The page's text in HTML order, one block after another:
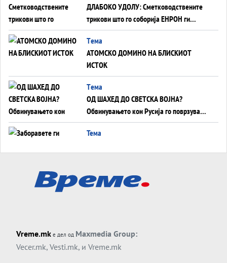
ДЛАБОКО УДОЛУ: Сметководствените
трикови што го соборија ЕНРОН ги
применуваат гигантите за ВИ
Tема
АТОМСКО ДОМИНО НА БЛИСКИОТ
ИСТОК
Tема
ОД ШАХЕД ДО СВЕТСКА ВОЈНА?
Обвинувањето кон Русија го поврзува
Блискиот Исток со украинското бојно
поле?
Тема
Анализа
Приватни факултети - ОД ПРЕСТИЖ
БАЛКАНОТ КАКО ДОКУМЕНТ НА ТУЃА
МАСА: Берлинскиот договор од 1878 и
Vreme.mk е дел од Maxmedia Group:
Vecer.mk, Vesti.mk, и Vreme.mk